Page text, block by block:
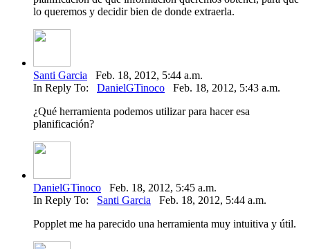
lo queremos y decidir bien de donde extraerla.
Santi Garcia Feb. 18, 2012, 5:44 a.m.
In Reply To: DanielGTinoco Feb. 18, 2012, 5:43 a.m.
¿Qué herramienta podemos utilizar para hacer esa
planificación?
DanielGTinoco Feb. 18, 2012, 5:45 a.m.
In Reply To: Santi Garcia Feb. 18, 2012, 5:44 a.m.
Popplet me ha parecido una herramienta muy intuitiva y útil.